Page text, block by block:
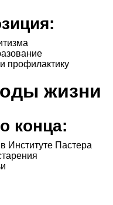
профилактику
жизни
конца:
Институте Пастера